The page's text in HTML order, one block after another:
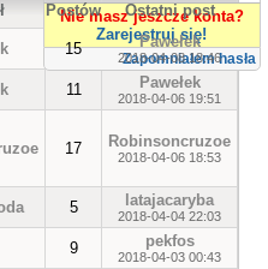
Nie masz jeszcze konta?
Zarejestruj się!
Zapomniałem hasła
Postów
Ostatni post
15 Pawełek
2018-04-08 18:46
11 Pawełek
2018-04-06 19:51
17 Robinsoncruzoe
2018-04-06 18:53
5 latajacaryba
2018-04-04 22:03
9 pekfos
2018-04-03 00:43